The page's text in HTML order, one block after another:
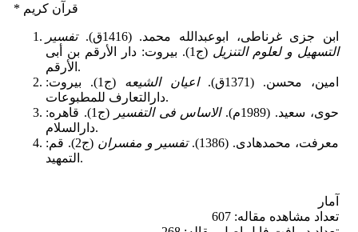
* قرآن کریم
ابن جزى غرناطى،‏ ابوعبدالله محمد. (1416ق).
تفسیر
التسهیل و لعلوم التنزیل
(ج1). بیروت: دار الأرقم بن أبی
الأرقم.
امین، محسن. (1371ق).
اعیان الشیعه
(ج1). بیروت:
دارالتعارف للمطبوعات.
حوی، سعید. (1989م).
الاساس فی التفسیر
(ج1). قاهره:
دارالسلام.
معرفت، محمدهادی. (1386).
تفسیر و مفسران
(ج2). قم:
التمهید.
آمار
تعداد مشاهده مقاله: 607